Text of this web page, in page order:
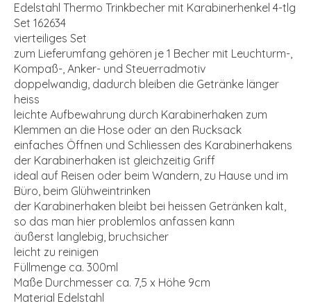
Edelstahl Thermo Trinkbecher mit Karabinerhenkel 4-tlg
Set 162634
vierteiliges Set
zum Lieferumfang gehören je 1 Becher mit Leuchturm-,
Kompaß-, Anker- und Steuerradmotiv
doppelwandig, dadurch bleiben die Getränke länger
heiss
leichte Aufbewahrung durch Karabinerhaken zum
Klemmen an die Hose oder an den Rucksack
einfaches Öffnen und Schliessen des Karabinerhakens
der Karabinerhaken ist gleichzeitig Griff
ideal auf Reisen oder beim Wandern, zu Hause und im
Büro, beim Glühweintrinken
der Karabinerhaken bleibt bei heissen Getränken kalt,
so das man hier problemlos anfassen kann
äußerst langlebig, bruchsicher
leicht zu reinigen
Füllmenge ca. 300ml
Maße Durchmesser ca. 7,5 x Höhe 9cm
Material Edelstahl